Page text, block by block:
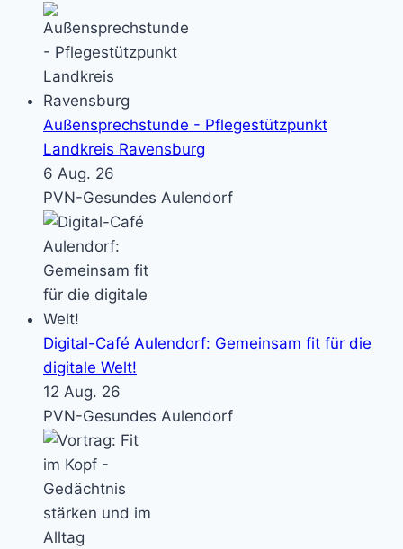
Außensprechstunde - Pflegestützpunkt
Landkreis Ravensburg
6 Aug. 26
PVN-Gesundes Aulendorf
Digital-Café Aulendorf: Gemeinsam fit für die
digitale Welt!
12 Aug. 26
PVN-Gesundes Aulendorf